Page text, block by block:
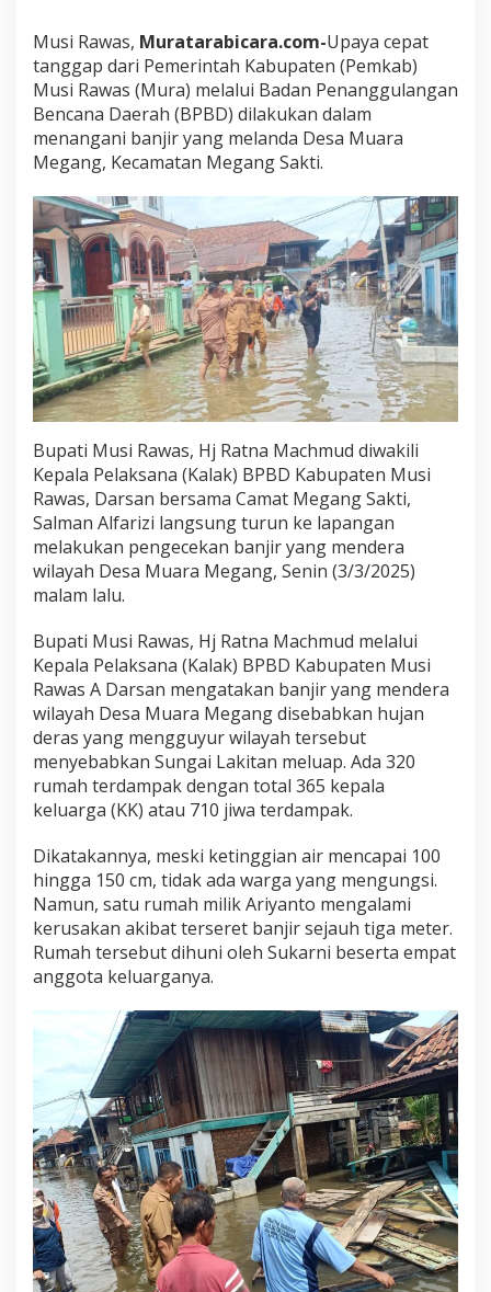
a
t
C
e
B
a
i
r
d
i
M
u
a
r
a
M
e
g
a
n
g
Musi Rawas, Muratarabicara.com-Upaya cepat
tanggap dari Pemerintah Kabupaten (Pemkab)
Musi Rawas (Mura) melalui Badan Penanggulangan
Bencana Daerah (BPBD) dilakukan dalam
menangani banjir yang melanda Desa Muara
Megang, Kecamatan Megang Sakti.
Bupati Musi Rawas, Hj Ratna Machmud diwakili
Kepala Pelaksana (Kalak) BPBD Kabupaten Musi
Rawas, Darsan bersama Camat Megang Sakti,
Salman Alfarizi langsung turun ke lapangan
melakukan pengecekan banjir yang mendera
wilayah Desa Muara Megang, Senin (3/3/2025)
malam lalu.
Bupati Musi Rawas, Hj Ratna Machmud melalui
Kepala Pelaksana (Kalak) BPBD Kabupaten Musi
Rawas A Darsan mengatakan banjir yang mendera
wilayah Desa Muara Megang disebabkan hujan
deras yang mengguyur wilayah tersebut
menyebabkan Sungai Lakitan meluap. Ada 320
rumah terdampak dengan total 365 kepala
keluarga (KK) atau 710 jiwa terdampak.
Dikatakannya, meski ketinggian air mencapai 100
hingga 150 cm, tidak ada warga yang mengungsi.
Namun, satu rumah milik Ariyanto mengalami
kerusakan akibat terseret banjir sejauh tiga meter.
Rumah tersebut dihuni oleh Sukarni beserta empat
anggota keluarganya.